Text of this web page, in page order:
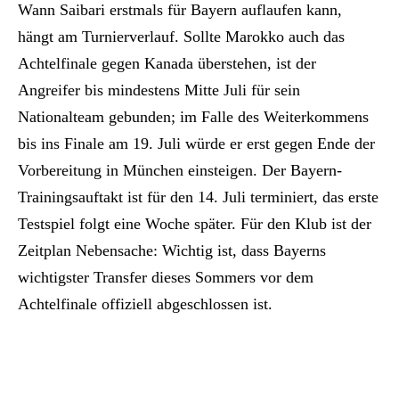
Wann Saibari erstmals für Bayern auflaufen kann,
hängt am Turnierverlauf. Sollte Marokko auch das
Achtelfinale gegen Kanada überstehen, ist der
Angreifer bis mindestens Mitte Juli für sein
Nationalteam gebunden; im Falle des Weiterkommens
bis ins Finale am 19. Juli würde er erst gegen Ende der
Vorbereitung in München einsteigen. Der Bayern-
Trainingsauftakt ist für den 14. Juli terminiert, das erste
Testspiel folgt eine Woche später. Für den Klub ist der
Zeitplan Nebensache: Wichtig ist, dass Bayerns
wichtigster Transfer dieses Sommers vor dem
Achtelfinale offiziell abgeschlossen ist.